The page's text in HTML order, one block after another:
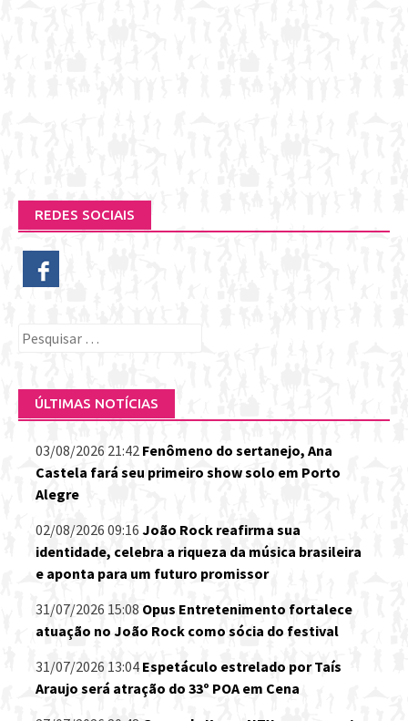
REDES SOCIAIS
Pesquisar
ÚLTIMAS NOTÍCIAS
03/08/2026 21:42 Fenômeno do sertanejo, Ana
Castela fará seu primeiro show solo em Porto
Alegre
02/08/2026 09:16 João Rock reafirma sua
identidade, celebra a riqueza da música brasileira
e aponta para um futuro promissor
31/07/2026 15:08 Opus Entretenimento fortalece
atuação no João Rock como sócia do festival
31/07/2026 13:04 Espetáculo estrelado por Taís
Araujo será atração do 33º POA em Cena